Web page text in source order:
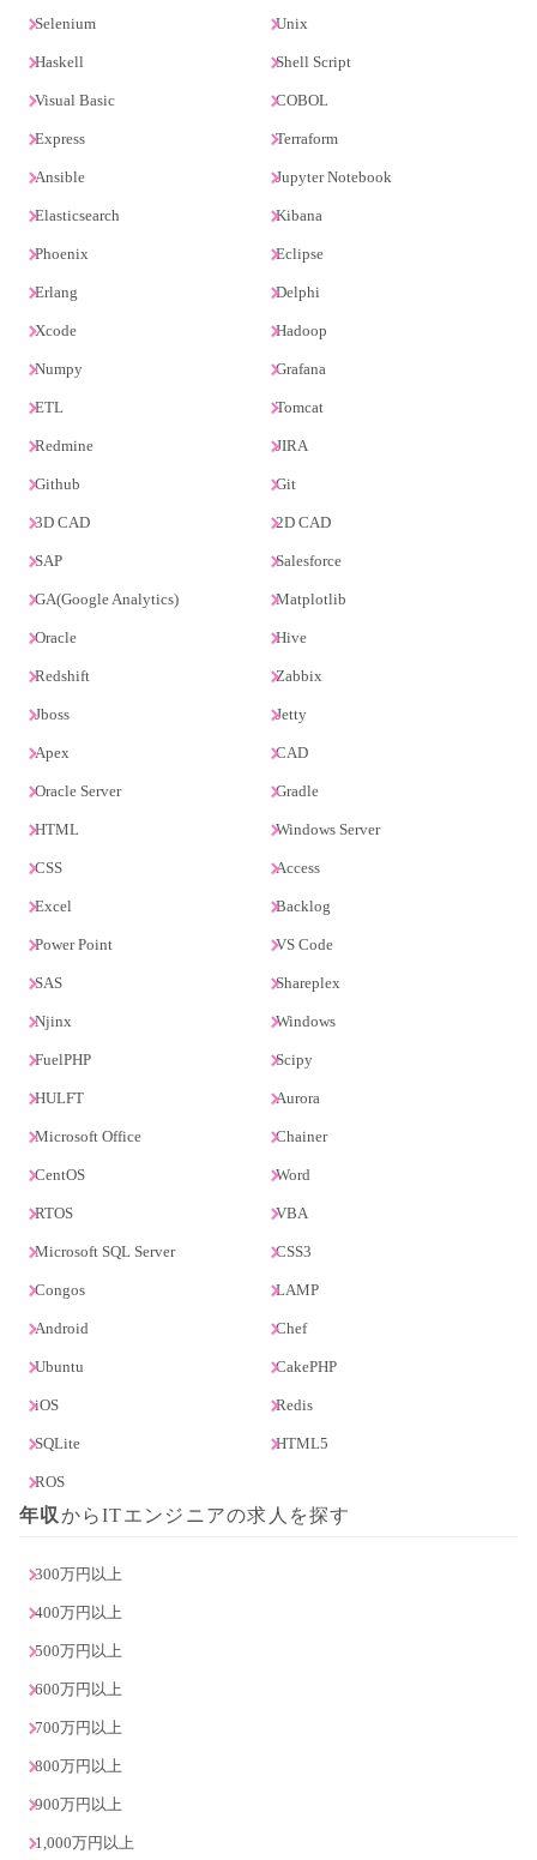
Selenium Unix
Haskell Shell Script
Visual Basic COBOL
Express Terraform
Ansible Jupyter Notebook
Elasticsearch Kibana
Phoenix Eclipse
Erlang Delphi
Xcode Hadoop
Numpy Grafana
ETL Tomcat
Redmine JIRA
Github Git
3D CAD 2D CAD
SAP Salesforce
GA(Google Analytics) Matplotlib
Oracle Hive
Redshift Zabbix
Jboss Jetty
Apex CAD
Oracle Server Gradle
HTML Windows Server
CSS Access
Excel Backlog
Power Point VS Code
SAS Shareplex
Njinx Windows
FuelPHP Scipy
HULFT Aurora
Microsoft Office Chainer
CentOS Word
RTOS VBA
Microsoft SQL Server CSS3
Congos LAMP
Android Chef
Ubuntu CakePHP
iOS Redis
SQLite HTML5
ROS
年収 からITエンジニアの求人を探す
300万円以上
400万円以上
500万円以上
600万円以上
700万円以上
800万円以上
900万円以上
1,000万円以上